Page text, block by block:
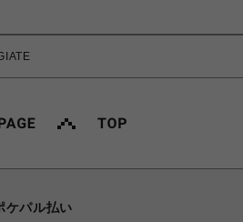
ケパル払い